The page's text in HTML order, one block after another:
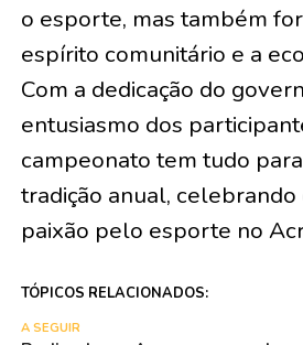
o esporte, mas também
espírito comunitário e a
Com a dedicação do
entusiasmo dos
campeonato tem tudo
tradição anual,
paixão pelo esporte no
TÓPICOS RELACIONADOS:
A SEGUIR